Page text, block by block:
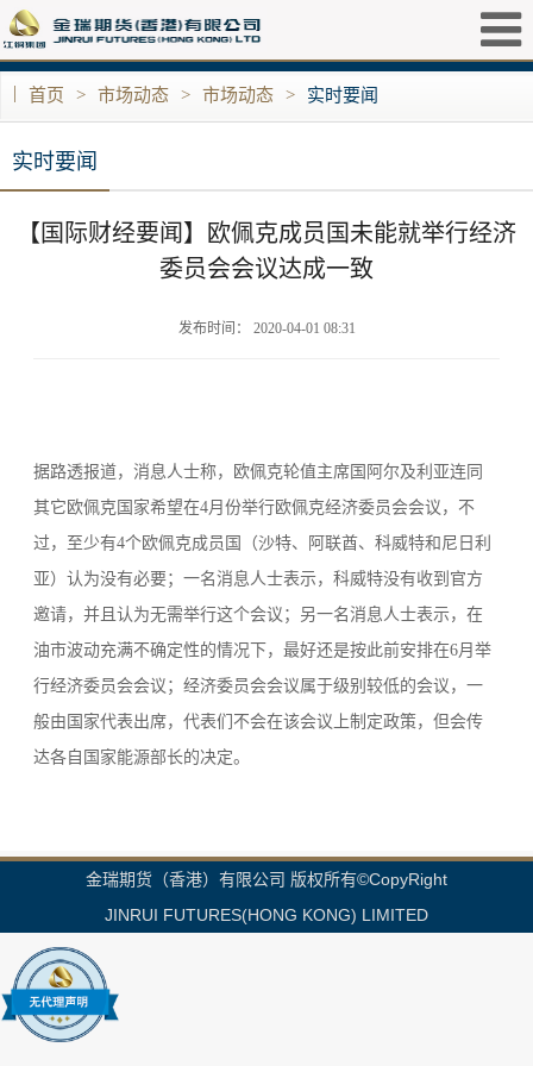
| 首页 > 市场动态 > 市场动态 > 实时要闻
实时要闻
​【国际财经要闻】欧佩克成员国未能就举行经济
委员会会议达成一致
发布时间： 2020-04-01 08:31
据路透报道，消息人士称，欧佩克轮值主席国阿尔及利亚连同
其它欧佩克国家希望在4月份举行欧佩克经济委员会会议，不
过，至少有4个欧佩克成员国（沙特、阿联酋、科威特和尼日利
亚）认为没有必要；一名消息人士表示，科威特没有收到官方
邀请，并且认为无需举行这个会议；另一名消息人士表示，在
油市波动充满不确定性的情况下，最好还是按此前安排在6月举
行经济委员会会议；经济委员会会议属于级别较低的会议，一
般由国家代表出席，代表们不会在该会议上制定政策，但会传
达各自国家能源部长的决定。
金瑞期货（香港）有限公司 版权所有©CopyRight
JINRUI FUTURES(HONG KONG) LIMITED